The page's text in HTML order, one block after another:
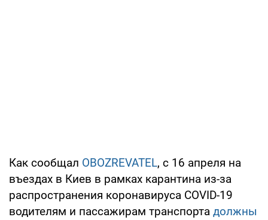
Как сообщал OBOZREVATEL, с 16 апреля на
въездах в Киев в рамках карантина из-за
распространения коронавируса COVID-19
водителям и пассажирам транспорта должны